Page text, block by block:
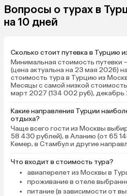
шумоизоляция. Её, можно сказать,
нет. Вы будете слышать всё, что
происходит у соседей с каждой
только так, очень громко. У нас
соседи приходили в 2 ночи,
слышно было абсолютно всё.
Также была проблема с окном —
оно не закрывалось полностью,
задувал ветер холодный + шум с
улицы. Починить не смогли,
предложили выбрать другой
номер. В целом администрация
отеля в любых вопросах шла
навстречу и помогала, чем могла.
Вопросы о турах в
на 10 дней
Сколько стоит путевка в Турцию
Минимальная стоимость путевки
(цена актуальна на 23 мая 2026)
стоимость тура в Турцию из
Месяцы с самой низкой
март 2027 (134 002 руб), декабрь
Какие направления Турции
отдыха?
Чаще всего гости из Москвы
58 430 рублей), в Аланию (от 65
Кемер, в Стамбул и другие
Что входит в стоимость тура?
авиаперелет из Москвы в
проживание в отеле
питание (в зависимости от